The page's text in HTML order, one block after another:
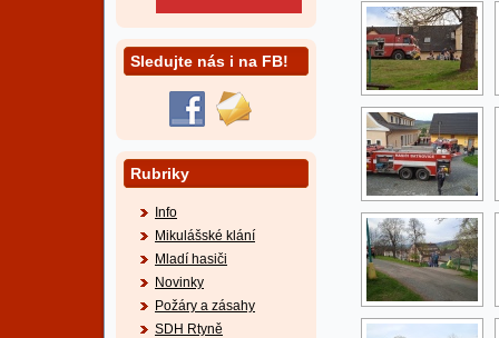
Sledujte nás i na FB!
Rubriky
Info
Mikulášské klání
Mladí hasiči
Novinky
Požáry a zásahy
SDH Rtyně